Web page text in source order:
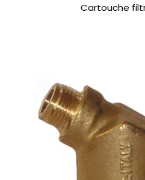
Cartouche